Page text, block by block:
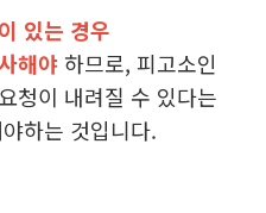
있는 경우
해야 하므로, 피고소인
청이 내려질 수 있다는
하는 것입니다.